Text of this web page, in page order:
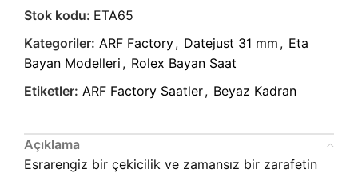
Stok kodu: ETA65
Kategoriler: ARF Factory, Datejust 31 mm , Eta
Bayan Modelleri , Rolex Bayan Saat
Etiketler: ARF Factory Saatler, Beyaz Kadran
Açıklama
Esrarengiz bir çekicilik ve zamansız bir zarafetin